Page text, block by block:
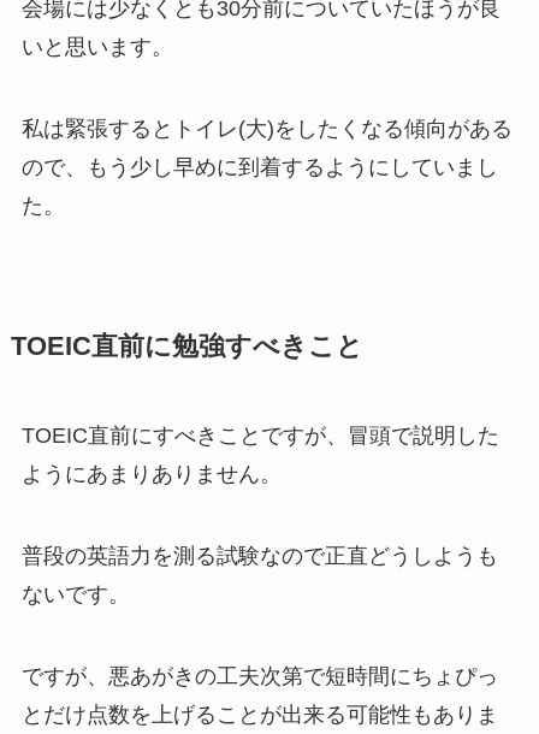
会場には少なくとも30分前についていたほうが良
いと思います。
私は緊張するとトイレ(大)をしたくなる傾向がある
ので、もう少し早めに到着するようにしていまし
た。
TOEIC直前に勉強すべきこと
TOEIC直前にすべきことですが、冒頭で説明した
ようにあまりありません。
普段の英語力を測る試験なので正直どうしようも
ないです。
ですが、悪あがきの工夫次第で短時間にちょぴっ
とだけ点数を上げることが出来る可能性もありま